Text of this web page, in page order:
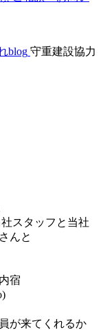
blog 守重建設協力
スタッフと当社
んと
宿
が来てくれるか